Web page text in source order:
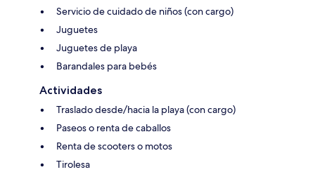
Servicio de cuidado de niños (con cargo)
Juguetes
Juguetes de playa
Barandales para bebés
Actividades
Traslado desde/hacia la playa (con cargo)
Paseos o renta de caballos
Renta de scooters o motos
Tirolesa